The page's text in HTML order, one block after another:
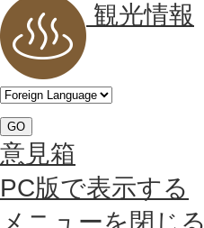
観光情報
GO
意見箱
PC版で表示する
メニューを閉じる